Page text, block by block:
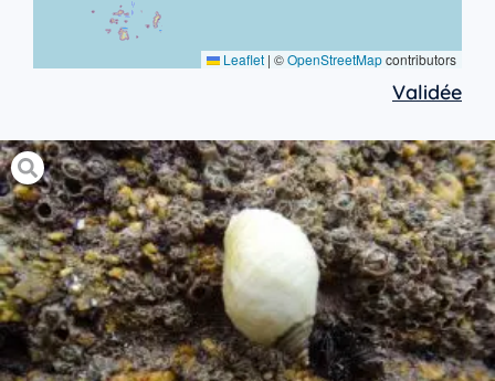
Leaflet | ©OpenStreetMapcontributors
Validée